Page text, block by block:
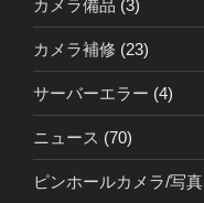
カメラ備品 (3)
カメラ補修 (23)
サーバーエラー (4)
ニュース (70)
ピンホールカメラ/写真